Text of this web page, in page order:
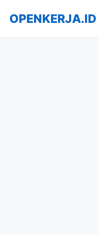
OPENKERJA.ID